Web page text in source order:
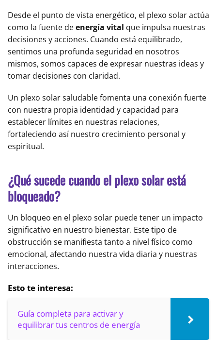
Desde el punto de vista energético, el plexo solar actúa
como la fuente deenergía vital que impulsa nuestras
decisiones y acciones. Cuando está equilibrado,
sentimos una profunda seguridad en nosotros
mismos, somos capaces de expresar nuestras ideas y
tomar decisiones con claridad.
Un plexo solar saludable fomenta una conexión fuerte
con nuestra propia identidad y capacidad para
establecer límites en nuestras relaciones,
fortaleciendo así nuestro crecimiento personal y
espiritual.
¿Qué sucede cuando el plexo solar está
bloqueado?
Un bloqueo en el plexo solar puede tener un impacto
significativo en nuestro bienestar. Este tipo de
obstrucción se manifiesta tanto a nivel físico como
emocional, afectando nuestra vida diaria y nuestras
interacciones.
Esto te interesa:
Guía completa para activar y
equilibrar tus centros de energía